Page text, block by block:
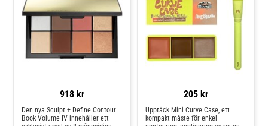
918 kr
Den nya Sculpt + Define Contour
Book Volume IV innehåller ett
205 kr
Upptäck Mini Curve Case, ett
kompakt måste för enkel